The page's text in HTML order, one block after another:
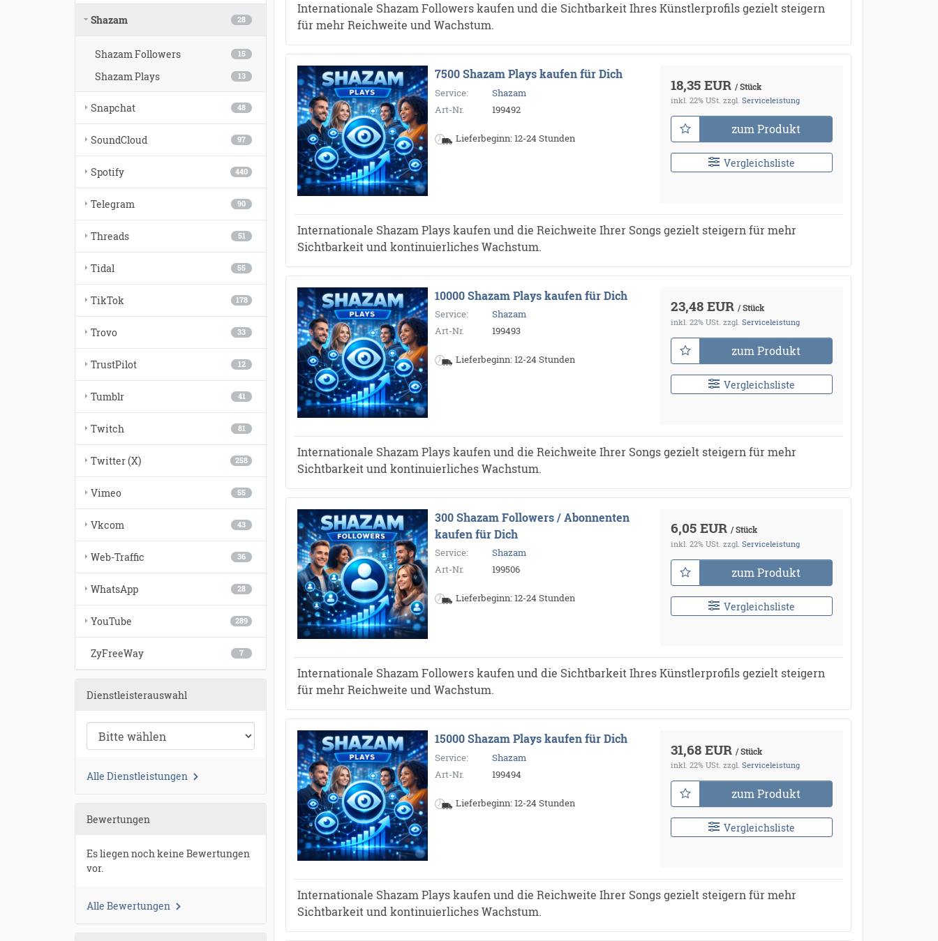
Internationale Shazam Followers kaufen und die Sichtbarkeit Ihres Künstlerprofils gezielt steigern
für mehr Reichweite und Wachstum.
7500 Shazam Plays kaufen für Dich
Service:
Shazam
Art-Nr.
199492
Lieferbeginn: 12-24 Stunden
18,35 EUR / Stück
inkl. 22% USt. zzgl. Serviceleistung
zum Produkt
Vergleichsliste
Internationale Shazam Plays kaufen und die Reichweite Ihrer Songs gezielt steigern für mehr
Sichtbarkeit und kontinuierliches Wachstum.
10000 Shazam Plays kaufen für Dich
Service:
Shazam
Art-Nr.
199493
Lieferbeginn: 12-24 Stunden
23,48 EUR / Stück
inkl. 22% USt. zzgl. Serviceleistung
zum Produkt
Vergleichsliste
Internationale Shazam Plays kaufen und die Reichweite Ihrer Songs gezielt steigern für mehr
Sichtbarkeit und kontinuierliches Wachstum.
300 Shazam Followers / Abonnenten
kaufen für Dich
Service:
Shazam
Art-Nr.
199506
Lieferbeginn: 12-24 Stunden
6,05 EUR / Stück
inkl. 22% USt. zzgl. Serviceleistung
zum Produkt
Vergleichsliste
Internationale Shazam Followers kaufen und die Sichtbarkeit Ihres Künstlerprofils gezielt steigern
für mehr Reichweite und Wachstum.
15000 Shazam Plays kaufen für Dich
Service:
Shazam
Art-Nr.
199494
Lieferbeginn: 12-24 Stunden
31,68 EUR / Stück
inkl. 22% USt. zzgl. Serviceleistung
zum Produkt
Vergleichsliste
Internationale Shazam Plays kaufen und die Reichweite Ihrer Songs gezielt steigern für mehr
Sichtbarkeit und kontinuierliches Wachstum.
28
Shazam
15
Shazam Followers
13
Shazam Plays
48
Snapchat
97
SoundCloud
440
Spotify
90
Telegram
51
Threads
55
Tidal
178
TikTok
33
Trovo
12
TrustPilot
41
Tumblr
81
Twitch
258
Twitter (X)
55
Vimeo
43
Vkcom
36
Web-Traffic
28
WhatsApp
289
YouTube
7
ZyFreeWay
Dienstleisterauswahl
Alle Dienstleistungen
Bewertungen
Es liegen noch keine Bewertungen
vor.
Alle Bewertungen